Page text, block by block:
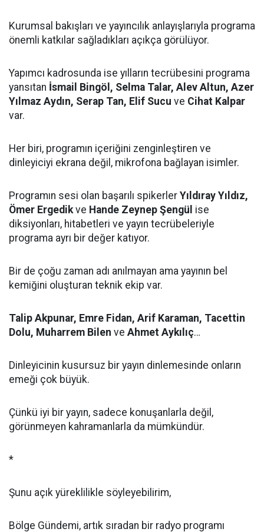
Kurumsal bakışları ve yayıncılık anlayışlarıyla programa
önemli katkılar sağladıkları açıkça görülüyor.
Yapımcı kadrosunda ise yılların tecrübesini programa
yansıtan İsmail Bingöl, Selma Talar, Alev Altun, Azer
Yılmaz Aydın, Serap Tan, Elif Sucu ve Cihat Kalpar
var.
Her biri, programın içeriğini zenginleştiren ve
dinleyiciyi ekrana değil, mikrofona bağlayan isimler.
Programın sesi olan başarılı spikerler Yıldıray Yıldız,
Ömer Ergedikve Hande Zeynep Şengül ise
diksiyonları, hitabetleri ve yayın tecrübeleriyle
programa ayrı bir değer katıyor.
Bir de çoğu zaman adı anılmayan ama yayının bel
kemiğini oluşturan teknik ekip var.
Talip Akpunar, Emre Fidan, Arif Karaman, Tacettin
Dolu, Muharrem Bilen ve Ahmet Aykılıç…
Dinleyicinin kusursuz bir yayın dinlemesinde onların
emeği çok büyük.
Çünkü iyi bir yayın, sadece konuşanlarla değil,
görünmeyen kahramanlarla da mümkündür.
*
Şunu açık yüreklilikle söyleyebilirim,
Bölge Gündemi, artık sıradan bir radyo programı